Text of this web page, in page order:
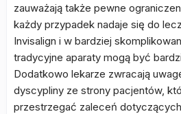
zauważają także pewne
każdy przypadek nadaje się do
Invisalign i w bardziej
tradycyjne aparaty mogą być
Dodatkowo lekarze zwracają
dyscypliny ze strony pacjentów,
przestrzegać zaleceń dotyczących